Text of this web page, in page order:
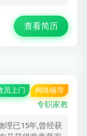
查看简历
员上门 网络辅导
专职家教
理已15年,曾经获